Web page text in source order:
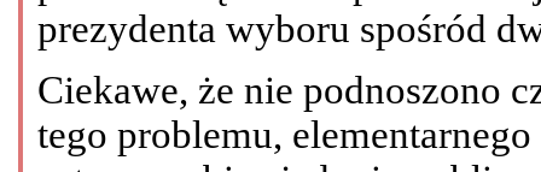
prezydenta wyboru spośród
Ciekawe, że nie podnoszono
tego problemu,